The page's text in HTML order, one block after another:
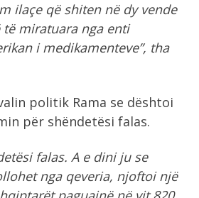
ilaçe që shiten në dy vende
të miratuara nga enti
i medikamenteve”, tha
politik Rama se dështoi
për shëndetësi falas.
falas. A e dini ju se
nga qeveria, njoftoi një